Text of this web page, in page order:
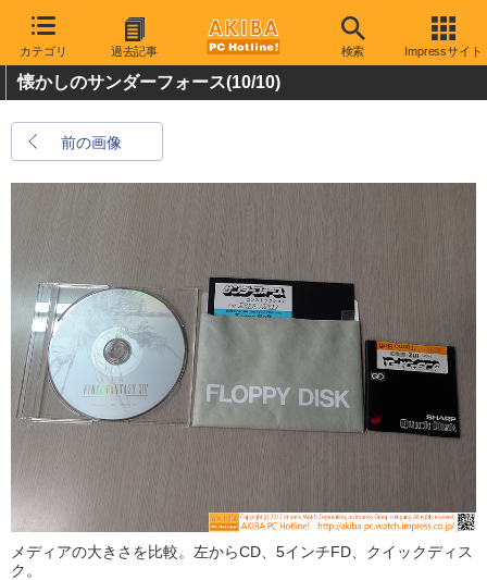
カテゴリ 過去記事 検索 Impressサイト
懐かしのサンダーフォース(10/10)
前の画像
メディアの大きさを比較。左からCD、5インチFD、クイックディス
ク。